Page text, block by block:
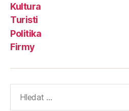
Kultura
Turisti
Politika
Firmy
vyhledávání: